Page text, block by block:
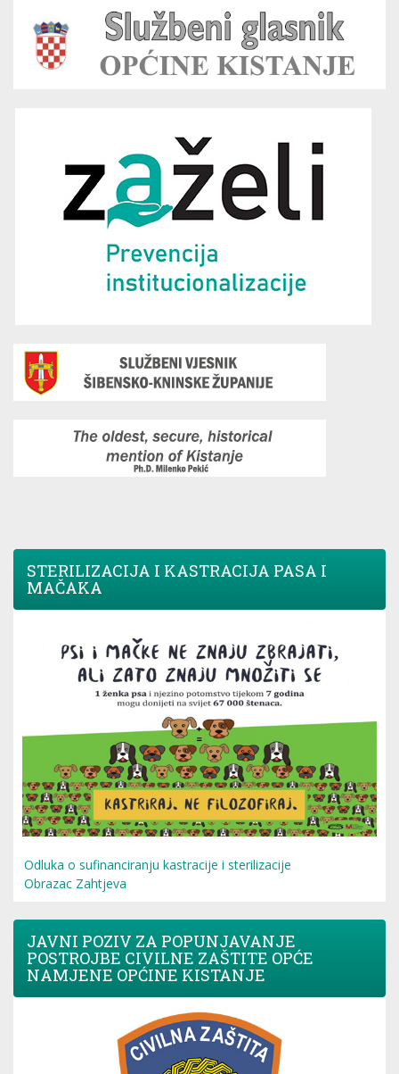
STERILIZACIJA I KASTRACIJA PASA I
MAČAKA
Odluka o sufinanciranju kastracije i sterilizacije
Obrazac Zahtjeva
JAVNI POZIV ZA POPUNJAVANJE
POSTROJBE CIVILNE ZAŠTITE OPĆE
NAMJENE OPĆINE KISTANJE